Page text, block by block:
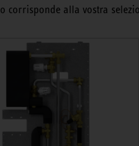
corrisponde alla vostra